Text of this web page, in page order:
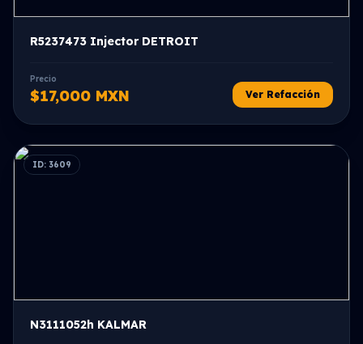
R5237473 Injector DETROIT
Precio
$17,000 MXN Ver Refacción
ID: 3609
N3111052h KALMAR